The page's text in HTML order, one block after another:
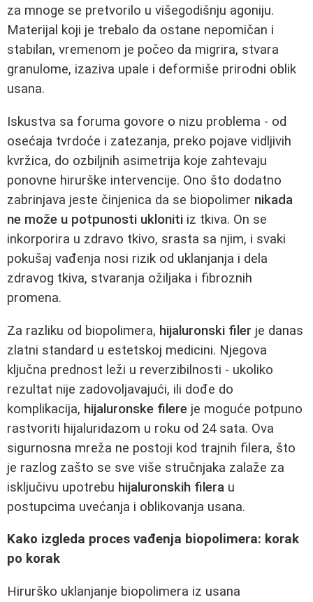
za mnoge se pretvorilo u višegodišnju agoniju.
Materijal koji je trebalo da ostane nepomičan i
stabilan, vremenom je počeo da migrira, stvara
granulome, izaziva upale i deformiše prirodni oblik
usana.
Iskustva sa foruma govore o nizu problema - od
osećaja tvrdoće i zatezanja, preko pojave vidljivih
kvržica, do ozbiljnih asimetrija koje zahtevaju
ponovne hirurške intervencije. Ono što dodatno
zabrinjava jeste činjenica da se biopolimer nikada
ne može u potpunosti ukloniti iz tkiva. On se
inkorporira u zdravo tkivo, srasta sa njim, i svaki
pokušaj vađenja nosi rizik od uklanjanja i dela
zdravog tkiva, stvaranja ožiljaka i fibroznih
promena.
Za razliku od biopolimera, hijaluronski filer je danas
zlatni standard u estetskoj medicini. Njegova
ključna prednost leži u reverzibilnosti - ukoliko
rezultat nije zadovoljavajući, ili dođe do
komplikacija, hijaluronske filere je moguće potpuno
rastvoriti hijaluridazom u roku od 24 sata. Ova
sigurnosna mreža ne postoji kod trajnih filera, što
je razlog zašto se sve više stručnjaka zalaže za
isključivu upotrebu hijaluronskih filera u
postupcima uvećanja i oblikovanja usana.
Kako izgleda proces vađenja biopolimera: korak
po korak
Hirurško uklanjanje biopolimera iz usana